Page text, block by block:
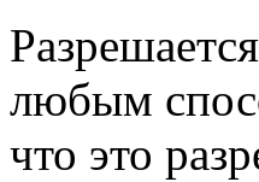
любым
что это